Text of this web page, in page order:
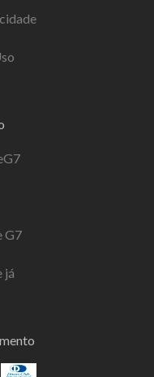
G7
já